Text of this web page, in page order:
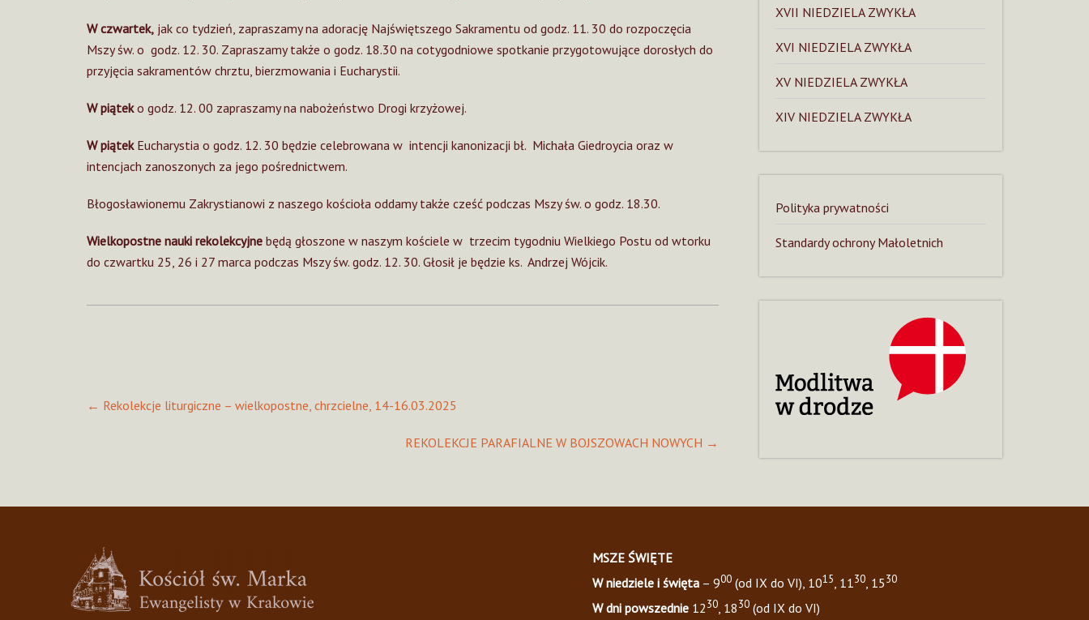
W czwartek, jak co tydzień, zapraszamy na adorację Najświętszego Sakramentu od godz. 11. 30 do rozpoczęcia
Mszy św. o godz. 12. 30. Zapraszamy także o godz. 18.30 na cotygodniowe spotkanie przygotowujące dorosłych do
przyjęcia sakramentów chrztu, bierzmowania i Eucharystii.
W piąteko godz. 12. 00 zapraszamy na nabożeństwo Drogi krzyżowej.
W piątekEucharystia o godz. 12. 30 będzie celebrowana w intencji kanonizacji bł. Michała Giedroycia oraz w
intencjach zanoszonych za jego pośrednictwem.
Błogosławionemu Zakrystianowi z naszego kościoła oddamy także cześć podczas Mszy św. o godz. 18.30.
Wielkopostne nauki rekolekcyjne będą głoszone w naszym kościele w trzecim tygodniu Wielkiego Postu od wtorku
do czwartku 25, 26 i 27 marca podczas Mszy św. godz. 12. 30. Głosił je będzie ks. Andrzej Wójcik.
navigation
← Rekolekcje liturgiczne – wielkopostne, chrzcielne, 14-16.03.2025
REKOLEKCJE PARAFIALNE W BOJSZOWACH NOWYCH →
XVII NIEDZIELA ZWYKŁA
XVI NIEDZIELA ZWYKŁA
XV NIEDZIELA ZWYKŁA
XIV NIEDZIELA ZWYKŁA
Polityka prywatności
Standardy ochrony Małoletnich
MSZE ŚWIĘTE
W niedziele i święta– 900(od IX do VI), 1015, 1130, 1530
W dni powszednie 1230, 1830(od IX do VI)